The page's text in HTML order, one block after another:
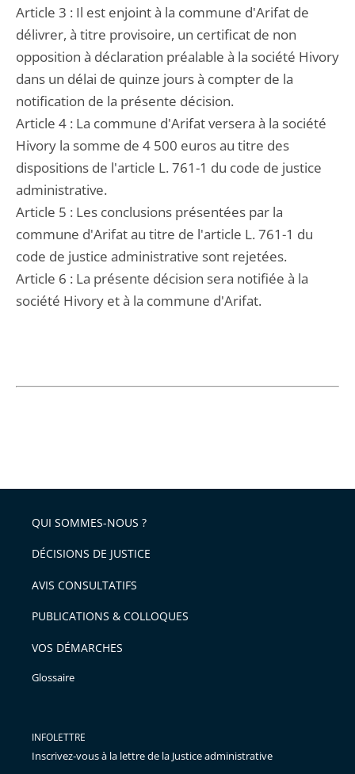
Article 3 : Il est enjoint à la commune d'Arifat de
délivrer, à titre provisoire, un certificat de non
opposition à déclaration préalable à la société Hivory
dans un délai de quinze jours à compter de la
notification de la présente décision.
Article 4 : La commune d'Arifat versera à la société
Hivory la somme de 4 500 euros au titre des
dispositions de l'article L. 761-1 du code de justice
administrative.
Article 5 : Les conclusions présentées par la
commune d'Arifat au titre de l'article L. 761-1 du
code de justice administrative sont rejetées.
Article 6 : La présente décision sera notifiée à la
société Hivory et à la commune d'Arifat.
QUI SOMMES-NOUS ?
DÉCISIONS DE JUSTICE
AVIS CONSULTATIFS
PUBLICATIONS & COLLOQUES
VOS DÉMARCHES
Glossaire
INFOLETTRE
Inscrivez-vous à la lettre de la Justice administrative